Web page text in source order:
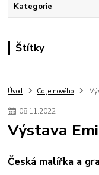
Kategorie
Štítky
Úvod Co je nového
08.11.2022
Výstava
Česká malířka a